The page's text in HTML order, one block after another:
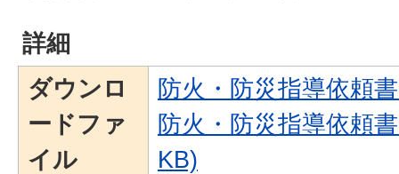
詳細
ダウンロ
ードファ
イル
防火・防災指導依頼
防火・防災指導依頼
KB)